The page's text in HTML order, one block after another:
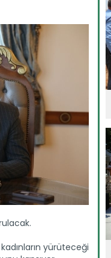
yürüteceği